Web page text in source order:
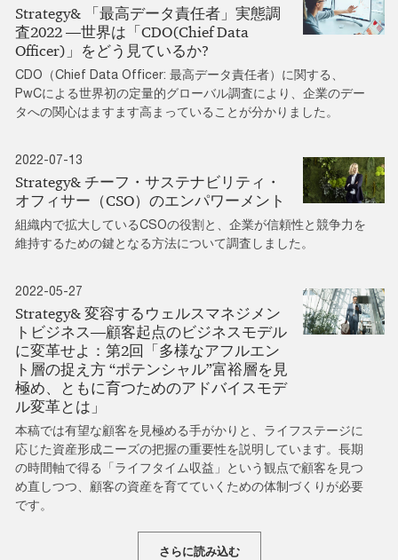
Strategy& 「最高データ責任者」実態調
査2022 ―世界は「CDO(Chief Data
Officer)」をどう見ているか?
CDO（Chief Data Officer: 最高データ責任者）に関する、
PwCによる世界初の定量的グローバル調査により、企業のデー
タへの関心はますます高まっていることが分かりました。
2022-07-13
Strategy& チーフ・サステナビリティ・
オフィサー（CSO）のエンパワーメント
組織内で拡大しているCSOの役割と、企業が信頼性と競争力を
維持するための鍵となる方法について調査しました。
2022-05-27
Strategy& 変容するウェルスマネジメン
トビジネス―顧客起点のビジネスモデル
に変革せよ：第2回「多様なアフルエン
ト層の捉え方 “ポテンシャル”富裕層を見
極め、ともに育つためのアドバイスモデ
ル変革とは」
本稿では有望な顧客を見極める手がかりと、ライフステージに
応じた資産形成ニーズの把握の重要性を説明しています。長期
の時間軸で得る「ライフタイム収益」という観点で顧客を見つ
め直しつつ、顧客の資産を育てていくための体制づくりが必要
です。
さらに読み込む